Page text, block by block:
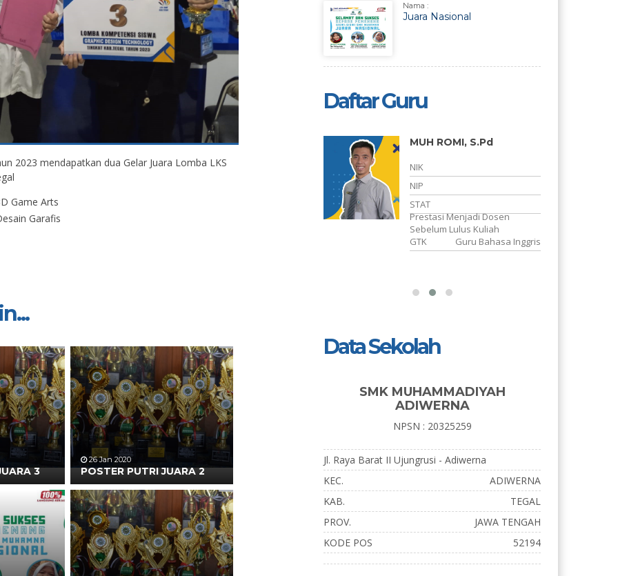
2023 mendapatkan dua Gelar Juara Lomba LKS
Game Arts
Garafis
3
26 Jan 2020
POSTER PUTRI JUARA 2
Nama :
Juara Nasional
Daftar Guru
MIKYAL
Citra Mutiara Sari, S.Pd
NIK
MUH ROMI, S.Pd
NIK
NIP
STAT
Prestasi Menjadi Dosen
Sebelum Lulus Kuliah
GTK
Guru Bahasa Inggris
Data Sekolah
SMK MUHAMMADIYAH
ADIWERNA
NPSN : 20325259
Jl. Raya Barat II Ujungrusi - Adiwerna
KEC.
ADIWERNA
KAB.
TEGAL
PROV.
JAWA TENGAH
KODE POS
52194